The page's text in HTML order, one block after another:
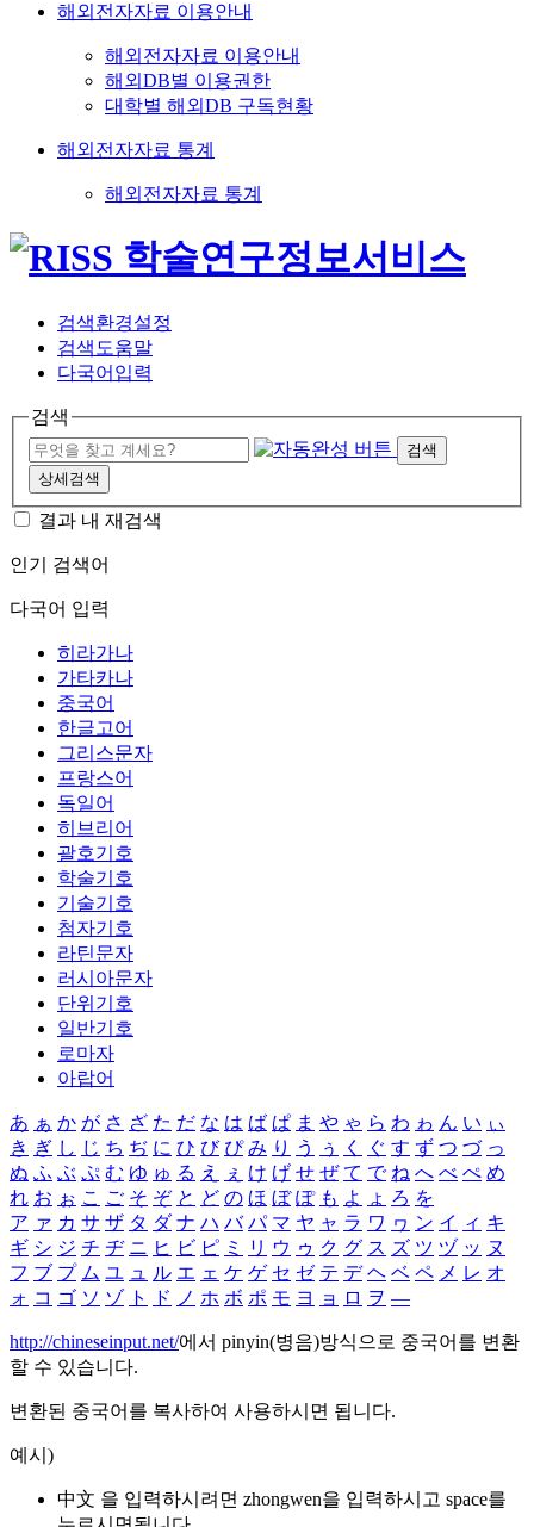
해외전자자료 이용안내
해외전자자료 이용안내
해외DB별 이용권한
대학별 해외DB 구독현황
해외전자자료 통계
해외전자자료 통계
검색환경설정
검색도움말
다국어입력
검색
검색
상세검색
결과 내 재검색
인기 검색어
다국어 입력
히라가나
가타카나
중국어
한글고어
그리스문자
프랑스어
독일어
히브리어
괄호기호
학술기호
기술기호
첨자기호
라틴문자
러시아문자
단위기호
일반기호
로마자
아랍어
あ ぁ か が さ ざ た だ な は ば ぱ ま や ゃ ら わ ゎ ん い ぃ
き ぎ し じ ち ぢ に ひ び ぴ み り う ぅ く ぐ す ず つ づ っ
ぬ ふ ぶ ぷ む ゆ ゅ る え ぇ け げ せ ぜ て で ね へ べ ぺ め
れ お ぉ こ ご そ ぞ と ど の ほ ぼ ぽ も よ ょ ろ を
ア ァ カ サ ザ タ ダ ナ ハ バ パ マ ヤ ャ ラ ワ ヮ ン イ ィ キ
ギ シ ジ チ ヂ ニ ヒ ビ ピ ミ リ ウ ゥ ク グ ス ズ ツ ヅ ッ ヌ
フ ブ プ ム ユ ュ ル エ ェ ケ ゲ セ ゼ テ デ ヘ ベ ペ メ レ オ
ォ コ ゴ ソ ゾ ト ド ノ ホ ボ ポ モ ヨ ョ ロ ヲ ―
http://chineseinput.net/에서 pinyin(병음)방식으로 중국어를 변환
할 수 있습니다.
변환된 중국어를 복사하여 사용하시면 됩니다.
예시)
中文 을 입력하시려면 zhongwen을 입력하시고 space를